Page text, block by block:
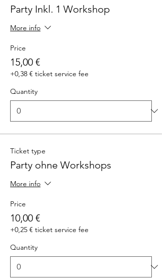
Party Inkl. 1 Workshop
More info
Price
15,00 €
+0,38 € ticket service fee
Quantity
Ticket type
Party ohne Workshops
More info
Price
10,00 €
+0,25 € ticket service fee
Quantity